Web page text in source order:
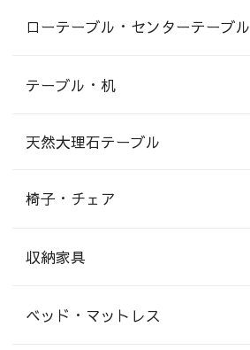
ローテーブル・センターテーブル
テーブル・机
天然大理石テーブル
椅子・チェア
収納家具
ベッド・マットレス